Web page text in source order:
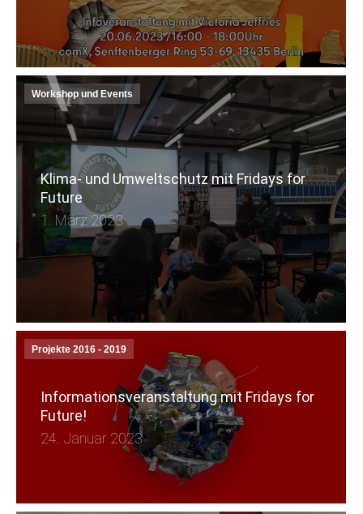
Workshop und Events
Klima- und Umweltschutz mit Fridays for
Future
1. März 2023
Projekte 2016 - 2019
Informationsveranstaltung mit Fridays for
Future!
24. Januar 2023